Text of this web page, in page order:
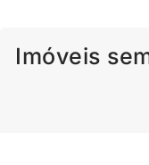
Imóveis